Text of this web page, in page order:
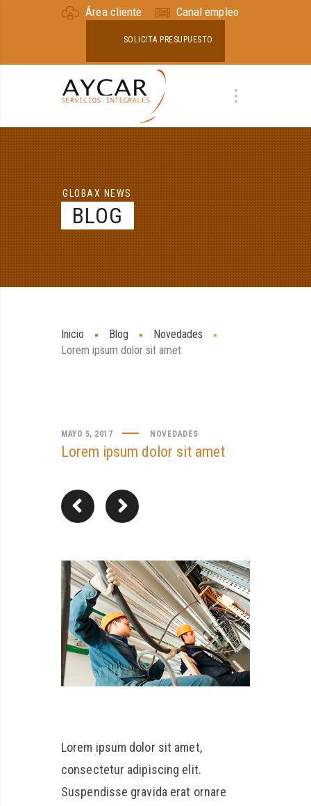
Área cliente Canal empleo
SOLICITA PRESUPUESTO
GLOBAX NEWS
BLOG
Inicio Blog
Novedades
Lorem ipsum dolor sit amet
MAYO 5, 2017 NOVEDADES
Lorem ipsum dolor sit amet
Lorem ipsum dolor sit amet,
consectetur adipiscing elit.
Suspendisse gravida erat ornare